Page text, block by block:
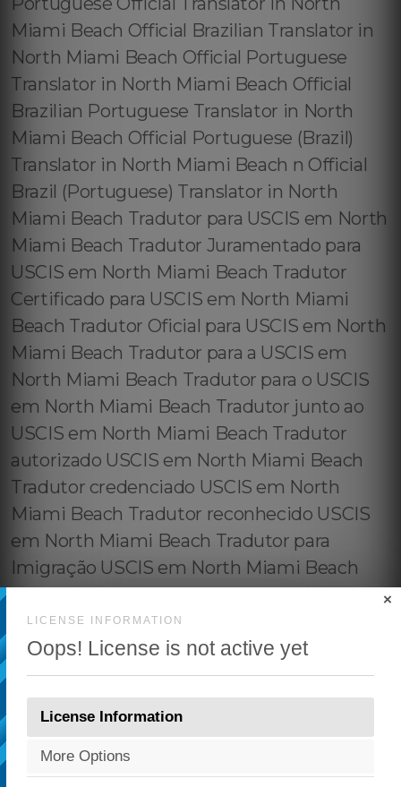
LICENSE INFORMATION
Oops! License is not active yet
×
License Information
More Options